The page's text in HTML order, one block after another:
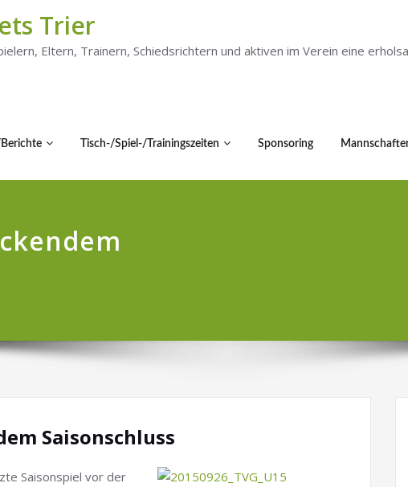
Trier
Eltern, Trainern, Schiedsrichtern und aktiven im Verein eine
Tisch-/Spiel-/Trainingszeiten Sponsoring
Saisonschluss
Saisonspiel vor der